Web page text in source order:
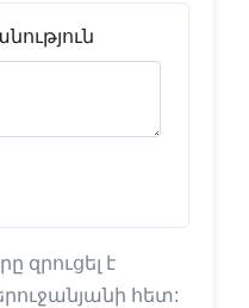
զրուցել է
հետ: